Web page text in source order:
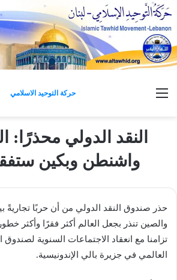
حركة التوحيد الاسلامي
النقد الدولي محذرًا:
واشنطن وبكين
حذر صندوق النقد الدولي من أن حربًا تجاريةً
والصين تنذر بجعل العالم أكثر فقرًا وأكثر
تزامنا مع انعقاد الاجتماعات السنوية لصندوق
العالمي في جزيرة بالي الإندونيسية.